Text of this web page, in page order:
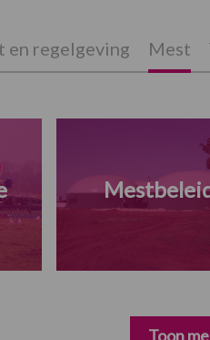
en regelgeving Mest
Toon